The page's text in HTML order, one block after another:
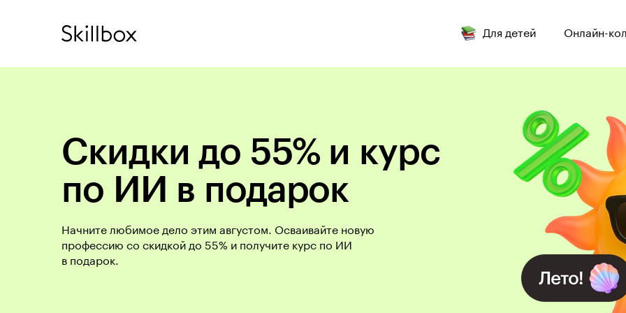
Для детей Онлайн-
Скидки до 55% и курс
по ИИ в подарок
Начните любимое дело этим августом. Осваивайте новую
профессию со скидкой до 55% и получите курс по ИИ
в подарок.